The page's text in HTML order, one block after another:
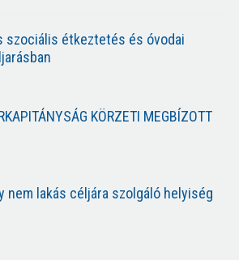
szociális étkeztetés és óvodai
KÖRZETI MEGBÍZOTT
nem lakás céljára szolgáló helyiség